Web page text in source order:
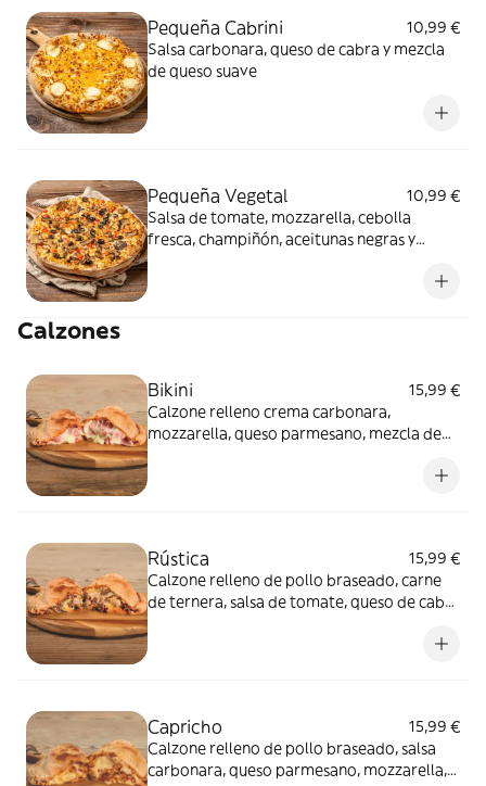
Pequeña Cabrini
10,99 €
Salsa carbonara, queso de cabra y mezcla
de queso suave
Pequeña Vegetal
10,99 €
Salsa de tomate, mozzarella, cebolla
fresca, champiñón, aceitunas negras y
Calzones
Bikini
15,99 €
Calzone relleno crema carbonara,
mozzarella, queso parmesano, mezcla de
Rústica
15,99 €
Calzone relleno de pollo braseado, carne
de ternera, salsa de tomate, queso de cabra
Capricho
15,99 €
Calzone relleno de pollo braseado, salsa
carbonara, queso parmesano, mozzarella,